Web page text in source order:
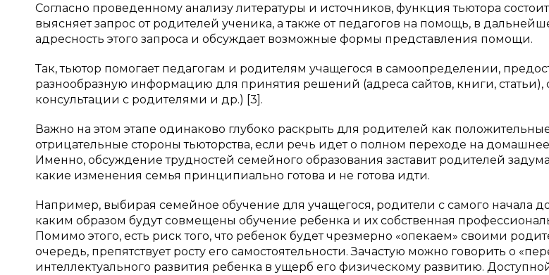
Согласно проведенному анализу литературы и источников, функция тьютора состоит
выясняет запрос от родителей ученика, а также от педагогов на помощь, в
адресность этого запроса и обсуждает возможные формы представления помощи.
Так, тьютор помогает педагогам и родителям учащегося в самоопределении,
разнообразную информацию для принятия решений (адреса сайтов, книги, статьи),
консультации с родителями и др.) [3].
Важно на этом этапе одинаково глубоко раскрыть для родителей как
отрицательные стороны тьюторства, если речь идет о полном переходе на
Именно, обсуждение трудностей семейного образования заставит родителей
какие изменения семья принципиально готова и не готова идти.
Например, выбирая семейное обучение для учащегося, родители с самого начала
каким образом будут совмещены обучение ребенка и их собственная
Помимо этого, есть риск того, что ребенок будет чрезмерно «опекаем» своими
очередь, препятствует росту его самостоятельности. Зачастую можно говорить о
интеллектуального развития ребенка в ущерб его физическому развитию.